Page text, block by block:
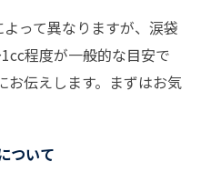
って異なりますが、涙袋
程度が一般的な目安で
お伝えします。まずはお気
ついて